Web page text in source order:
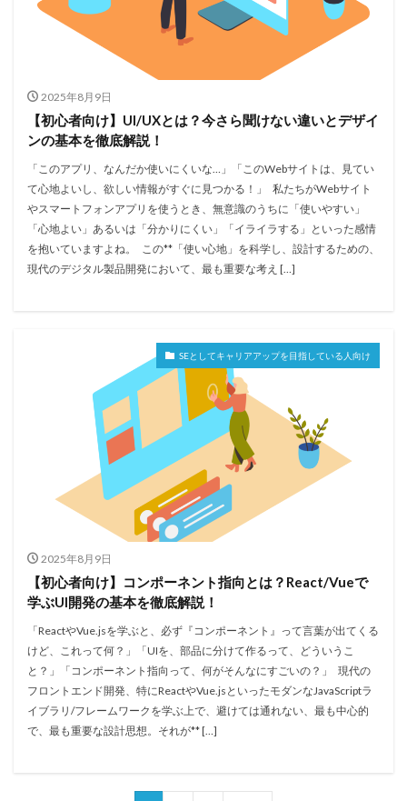
2025年8月9日
【初心者向け】UI/UXとは？今さら聞けない違いとデザイ
ンの基本を徹底解説！
「このアプリ、なんだか使いにくいな…」「このWebサイトは、見てい
て心地よいし、欲しい情報がすぐに見つかる！」 私たちがWebサイト
やスマートフォンアプリを使うとき、無意識のうちに「使いやすい」
「心地よい」あるいは「分かりにくい」「イライラする」といった感情
を抱いていますよね。 この**「使い心地」を科学し、設計するための、
現代のデジタル製品開発において、最も重要な考え […]
SEとしてキャリアアップを目指している人向け
2025年8月9日
【初心者向け】コンポーネント指向とは？React/Vueで
学ぶUI開発の基本を徹底解説！
「ReactやVue.jsを学ぶと、必ず『コンポーネント』って言葉が出てくる
けど、これって何？」「UIを、部品に分けて作るって、どういうこ
と？」「コンポーネント指向って、何がそんなにすごいの？」 現代の
フロントエンド開発、特にReactやVue.jsといったモダンなJavaScriptラ
イブラリ/フレームワークを学ぶ上で、避けては通れない、最も中心的
で、最も重要な設計思想。それが** […]